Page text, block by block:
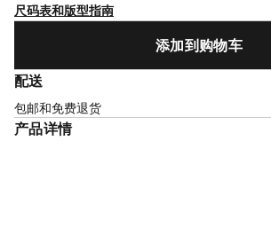
尺码表和版型指南
添加到购物车
配送
包邮和免费退货
产品详情